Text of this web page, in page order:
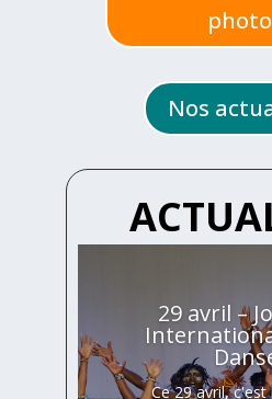
Nos
29 avril –
Ce 29 avril, c'est